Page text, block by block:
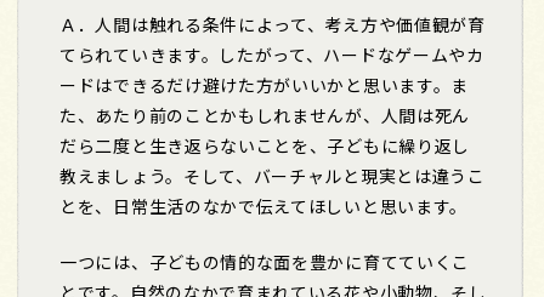
Ａ．人間は触れる条件によって、考え方や価値観が育
てられていきます。したがって、ハードなゲームやカ
ードはできるだけ避けた方がいいかと思います。ま
た、あたり前のことかもしれませんが、人間は死ん
だら二度と生き返らないことを、子どもに繰り返し
教えましょう。そして、バーチャルと現実とは違うこ
とを、日常生活のなかで伝えてほしいと思います。
一つには、子どもの情的な面を豊かに育てていくこ
とです。自然のなかで育まれている花や小動物、そし